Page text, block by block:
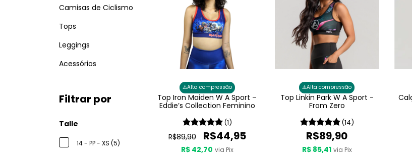
Camisas de Ciclismo
Tops
Leggings
Acessórios
Filtrar por
Talle
14 - PP - XS (5)
⚠️Alta compressão
Top Iron Maiden W A Sport –
Eddie’s Collection Feminino
(1)
R$89,90 R$44,95
R$ 42,70 via Pix
⚠️Alta compressão
Top Linkin Park W A Sport -
From Zero
(14)
R$89,90
R$ 85,41 via Pix